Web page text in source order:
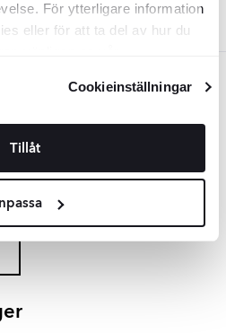
För ytterligare information
eller för att ta del av hur du
Cookieinställningar
Tillåt